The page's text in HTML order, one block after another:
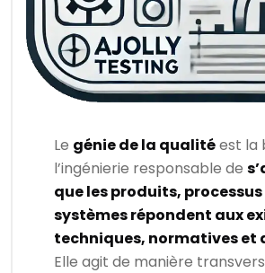
Le génie de la qualitéest la
l’ingénierie responsable de
que les produits,
systèmes répondent aux
techniques, normatives et
Elle agit de manière